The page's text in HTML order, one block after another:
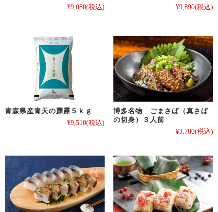
¥9,080(税込)
¥9,890(税込)
青森県産青天の霹靂５ｋｇ
¥9,510(税込)
博多名物 ごまさば（真さば
の切身）３人前
¥3,780(税込)